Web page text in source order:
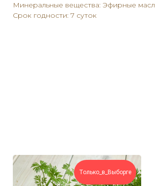
Минеральные вещества: Эфирные
Срок годности: 7 суток
Только_в_Выборге